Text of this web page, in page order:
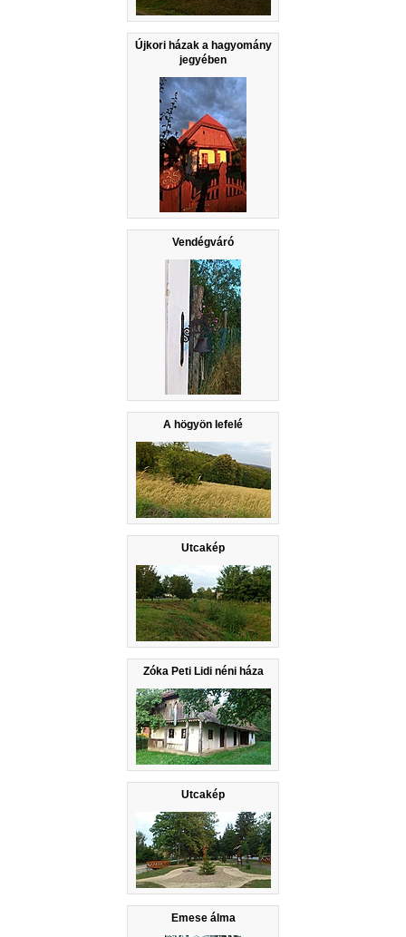
Újkori házak a hagyomány
jegyében
Vendégváró
A högyön lefelé
Utcakép
Zóka Peti Lidi néni háza
Utcakép
Emese álma